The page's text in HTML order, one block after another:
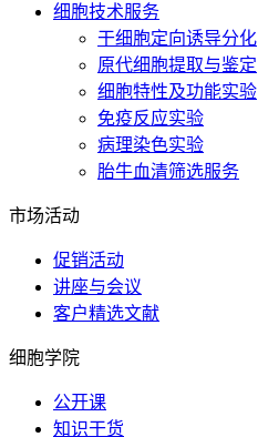
细胞技术服务
干细胞定向诱导分化
原代细胞提取与鉴定
细胞特性及功能实验
免疫反应实验
病理染色实验
胎牛血清筛选服务
市场活动
促销活动
讲座与会议
客户精选文献
细胞学院
公开课
知识干货